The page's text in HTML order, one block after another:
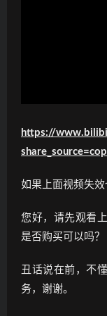
https://
如果上面视频失效
您好，请先观看
是否购买可以吗？
丑话说在前，不
务，谢谢。